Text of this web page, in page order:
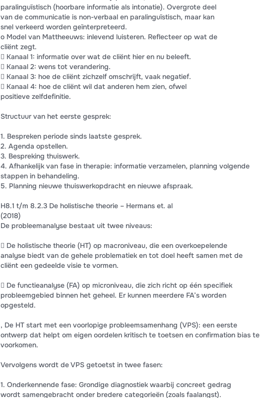
paralinguïstisch (hoorbare informatie als intonatie). Overgrote deel
van de communicatie is non-verbaal en paralinguïstisch, maar kan
snel verkeerd worden geïnterpreteerd.
o Model van Mattheeuws: inlevend luisteren. Reflecteer op wat de
cliënt zegt.
 Kanaal 1: informatie over wat de cliënt hier en nu beleeft.
 Kanaal 2: wens tot verandering.
 Kanaal 3: hoe de cliënt zichzelf omschrijft, vaak negatief.
 Kanaal 4: hoe de cliënt wil dat anderen hem zien, ofwel
positieve zelfdefinitie.
Structuur van het eerste gesprek:
1. Bespreken periode sinds laatste gesprek.
2. Agenda opstellen.
3. Bespreking thuiswerk.
4. Afhankelijk van fase in therapie: informatie verzamelen, planning volgende
stappen in behandeling.
5. Planning nieuwe thuiswerkopdracht en nieuwe afspraak.
H8.1 t/m 8.2.3 De holistische theorie – Hermans et. al
(2018)
De probleemanalyse bestaat uit twee niveaus:
 De holistische theorie (HT) op macroniveau, die een overkoepelende
analyse biedt van de gehele problematiek en tot doel heeft samen met de
cliënt een gedeelde visie te vormen.
 De functieanalyse (FA) op microniveau, die zich richt op één specifiek
probleemgebied binnen het geheel. Er kunnen meerdere FA’s worden
opgesteld.
, De HT start met een voorlopige probleemsamenhang (VPS): een eerste
ontwerp dat helpt om eigen oordelen kritisch te toetsen en confirmation bias te
voorkomen.
Vervolgens wordt de VPS getoetst in twee fasen:
1. Onderkennende fase: Grondige diagnostiek waarbij concreet gedrag
wordt samengebracht onder bredere categorieën (zoals faalangst).